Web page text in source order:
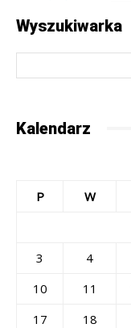
Wyszukiwarka
Kalendarz
P W
3
4
10
11
17
18